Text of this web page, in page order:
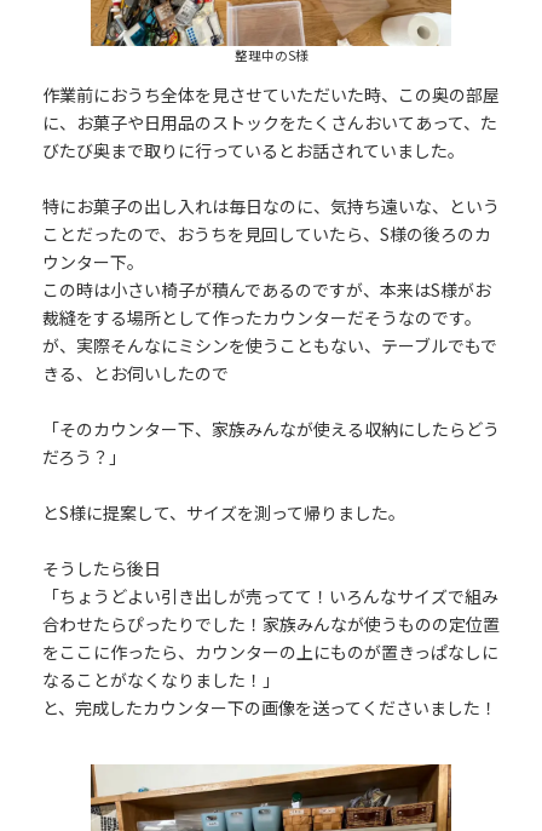
整理中のS様
作業前におうち全体を見させていただいた時、この奥の部屋
に、お菓子や日用品のストックをたくさんおいてあって、た
びたび奥まで取りに行っているとお話されていました。
特にお菓子の出し入れは毎日なのに、気持ち遠いな、という
ことだったので、おうちを見回していたら、S様の後ろのカ
ウンター下。
この時は小さい椅子が積んであるのですが、本来はS様がお
裁縫をする場所として作ったカウンターだそうなのです。
が、実際そんなにミシンを使うこともない、テーブルでもで
きる、とお伺いしたので
「そのカウンター下、家族みんなが使える収納にしたらどう
だろう？」
とS様に提案して、サイズを測って帰りました。
そうしたら後日
「ちょうどよい引き出しが売ってて！いろんなサイズで組み
合わせたらぴったりでした！家族みんなが使うものの定位置
をここに作ったら、カウンターの上にものが置きっぱなしに
なることがなくなりました！」
と、完成したカウンター下の画像を送ってくださいました！